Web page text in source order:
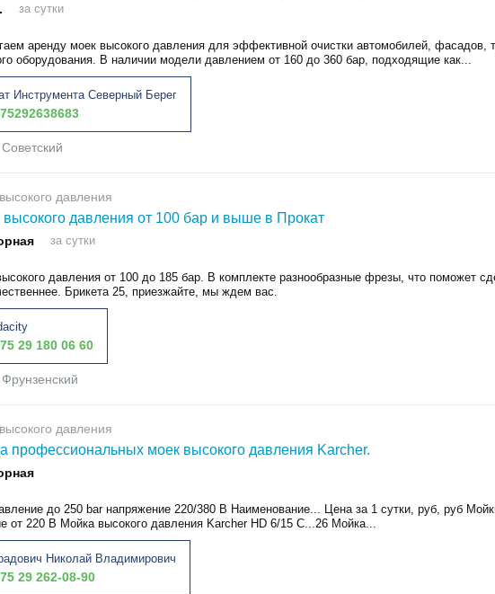
за сутки
аренду моек высокого давления для эффективной очистки автомобилей, фасадов,
оборудования. В наличии модели давлением от 160 до 360 бар, подходящие как...
Инструмента Северный Берег
давления
высокого давления от 100 бар и выше в Прокат
за сутки
давления от 100 до 185 бар. В комплекте разнообразные фрезы, что поможет
Брикета 25, приезжайте, мы ждем вас.
29 180 06 60
давления
профессиональных моек высокого давления Karcher.
до 250 bar напряжение 220/380 В Наименование... Цена за 1 сутки, руб, руб
от 220 В Мойка высокого давления Karcher HD 6/15 С...26 Мойка...
Николай Владимирович
29 262-08-90